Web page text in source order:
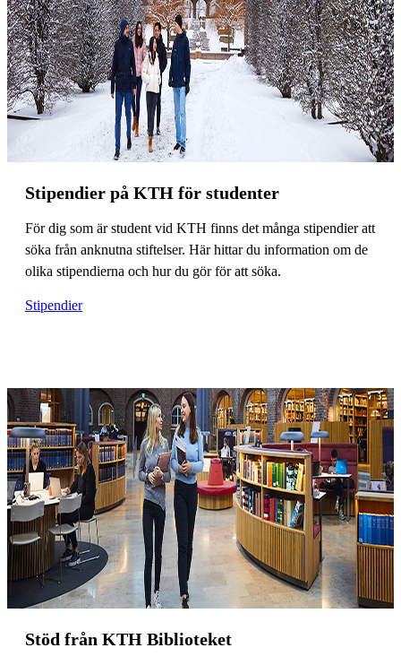
Stipendier på KTH för studenter
För dig som är student vid KTH finns det många stipendier att
söka från anknutna stiftelser. Här hittar du information om de
olika stipendierna och hur du gör för att söka.
Stipendier
Stöd från KTH Biblioteket